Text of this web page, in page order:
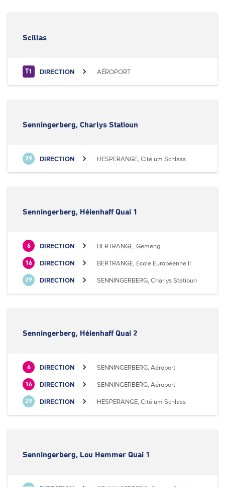
Scillas
T1 DIRECTION AÉROPORT
Senningerberg, Charlys Statioun
29 DIRECTION HESPERANGE, Cité um Schlass
Senningerberg, Héienhaff Quai 1
6 DIRECTION BERTRANGE, Gemeng
16 DIRECTION BERTRANGE, Ecole Européenne II
29 DIRECTION SENNINGERBERG, Charlys Statioun
Senningerberg, Héienhaff Quai 2
6 DIRECTION SENNINGERBERG, Aéroport
16 DIRECTION SENNINGERBERG, Aéroport
29 DIRECTION HESPERANGE, Cité um Schlass
Senningerberg, Lou Hemmer Quai 1